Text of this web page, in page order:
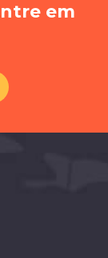
em